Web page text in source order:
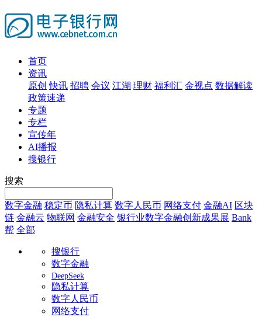
首页
资讯
原创 快讯 招聘 会议 江湖 理财 福利汇 金视点 数据解读
政策速递
专题
专栏
宣传年
AI播报
搜银行
搜索
数字金融 稳定币 隐私计算 数字人民币 网络支付 金融AI 区块
链 金融云 物联网 金融安全 银行业数字金融创新成果展 Bank
帮 全部
搜银行
数字金融
DeepSeek
隐私计算
数字人民币
网络支付